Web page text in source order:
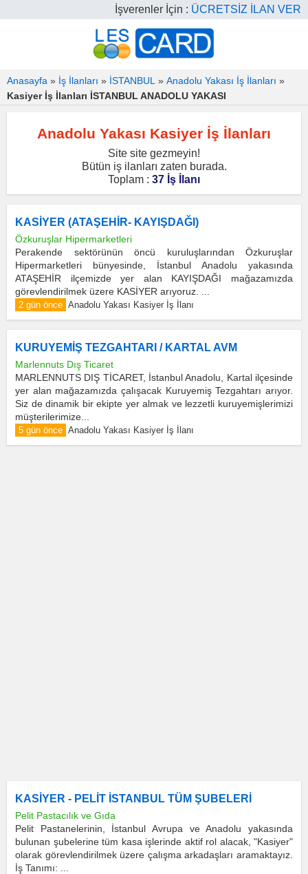
İşverenler İçin : ÜCRETSİZ İLAN VER
Anasayfa » İş İlanları » İSTANBUL » Anadolu Yakası İş İlanları »
Kasiyer İş İlanları İSTANBUL ANADOLU YAKASI
Anadolu Yakası Kasiyer İş İlanları
Site site gezmeyin!
Bütün iş ilanları zaten burada.
Toplam : 37 İş İlanı
KASİYER (ATAŞEHİR- KAYIŞDAĞI)
Özkuruşlar Hipermarketleri
Perakende sektörünün öncü kuruluşlarından Özkuruşlar
Hipermarketleri bünyesinde, İstanbul Anadolu yakasında
ATAŞEHİR ilçemizde yer alan KAYIŞDAĞI mağazamızda
görevlendirilmek üzere KASİYER arıyoruz. ...
2 gün önce Anadolu Yakası Kasiyer İş İlanı
KURUYEMİŞ TEZGAHTARI / KARTAL AVM
Marlennuts Dış Ticaret
MARLENNUTS DIŞ TİCARET, İstanbul Anadolu, Kartal ilçesinde
yer alan mağazamızda çalışacak Kuruyemiş Tezgahtarı arıyor.
Siz de dinamik bir ekipte yer almak ve lezzetli kuruyemişlerimizi
müşterilerimize...
5 gün önce Anadolu Yakası Kasiyer İş İlanı
KASİYER - PELİT İSTANBUL TÜM ŞUBELERİ
Pelit Pastacılık ve Gıda
Pelit Pastanelerinin, İstanbul Avrupa ve Anadolu yakasında
bulunan şubelerine tüm kasa işlerinde aktif rol alacak, "Kasiyer"
olarak görevlendirilmek üzere çalışma arkadaşları aramaktayız.
İş Tanımı: ...